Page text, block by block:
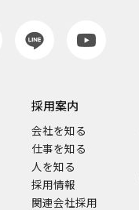
採用案内
会社を知る
仕事を知る
人を知る
採用情報
関連会社採用